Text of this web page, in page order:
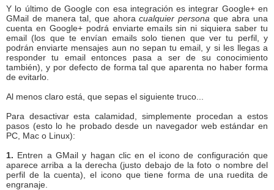
Y lo último de Google con esa integración es integrar Google+ en
GMail de manera tal, que ahoracualquier persona que abra una
cuenta en Google+ podrá enviarte emails sin ni siquiera saber tu
email (los que te envían emails solo tienen que ver tu perfil, y
podrán enviarte mensajes aun no sepan tu email, y si les llegas a
responder tu email entonces pasa a ser de su conocimiento
también), y por defecto de forma tal que aparenta no haber forma
de evitarlo.
Al menos claro está, que sepas el siguiente truco...
Para desactivar esta calamidad, simplemente procedan a estos
pasos (esto lo he probado desde un navegador web estándar en
PC, Mac o Linux):
1. Entren a GMail y hagan clic en el icono de configuración que
aparece arriba a la derecha (justo debajo de la foto o nombre del
perfil de la cuenta), el icono que tiene forma de una ruedita de
engranaje.